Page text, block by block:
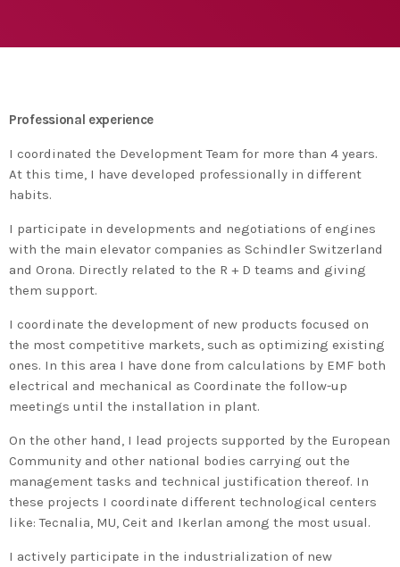
#BEMBASQUECOUNTRY2020 ADMIN
El Basque Ecodesign Meeting
2020 celebrará en Bilbao los 20
años de liderazgo en innovación
medioambiental de las empresas
vascas
Professional experience
I coordinated the Development Team for more than 4 years.
At this time, I have developed professionally in different
habits.
I participate in developments and negotiations of engines
with the main elevator companies as Schindler Switzerland
and Orona. Directly related to the R + D teams and giving
them support.
I coordinate the development of new products focused on
the most competitive markets, such as optimizing existing
ones. In this area I have done from calculations by EMF both
electrical and mechanical as Coordinate the follow-up
meetings until the installation in plant.
On the other hand, I lead projects supported by the European
Community and other national bodies carrying out the
management tasks and technical justification thereof. In
these projects I coordinate different technological centers
like: Tecnalia, MU, Ceit and Ikerlan among the most usual.
I actively participate in the industrialization of new